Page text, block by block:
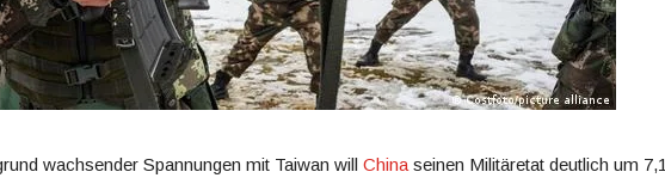
wachsender Spannungen mit Taiwan will China seinen Militäretat deutlich um 7,1